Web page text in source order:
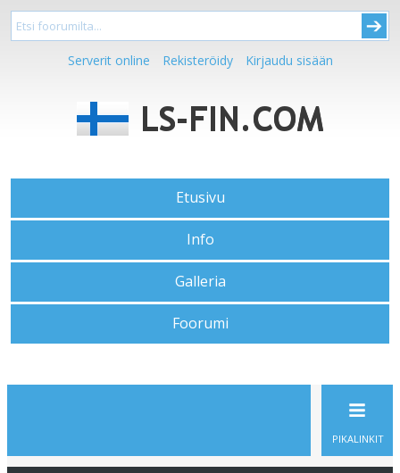
Serverit online Rekisteröidy Kirjaudu sisään
Etusivu
Info
Galleria
Foorumi
PIKALINKIT